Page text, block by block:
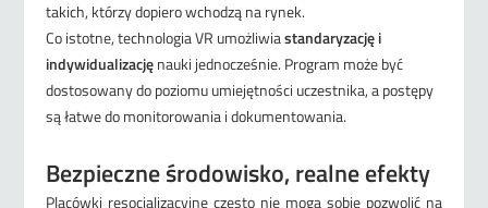
takich, którzy dopiero wchodzą na rynek.
Co istotne, technologia VR umożliwiastandaryzację i
indywidualizację nauki jednocześnie. Program może być
dostosowany do poziomu umiejętności uczestnika, a postępy
są łatwe do monitorowania i dokumentowania.
Bezpieczne środowisko, realne efekty
Placówki resocjalizacyjne często nie mogą sobie pozwolić na